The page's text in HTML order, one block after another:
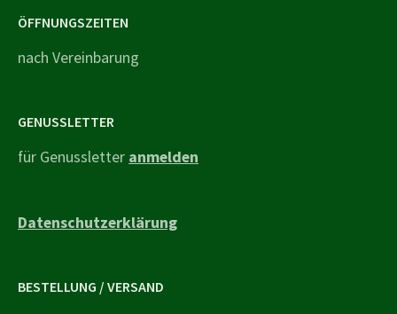
ÖFFNUNGSZEITEN
nach Vereinbarung
GENUSSLETTER
für Genussletter anmelden
Datenschutzerklärung
BESTELLUNG / VERSAND